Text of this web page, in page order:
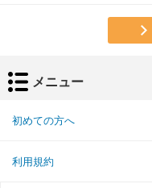
メニュー
初めての方へ
利用規約